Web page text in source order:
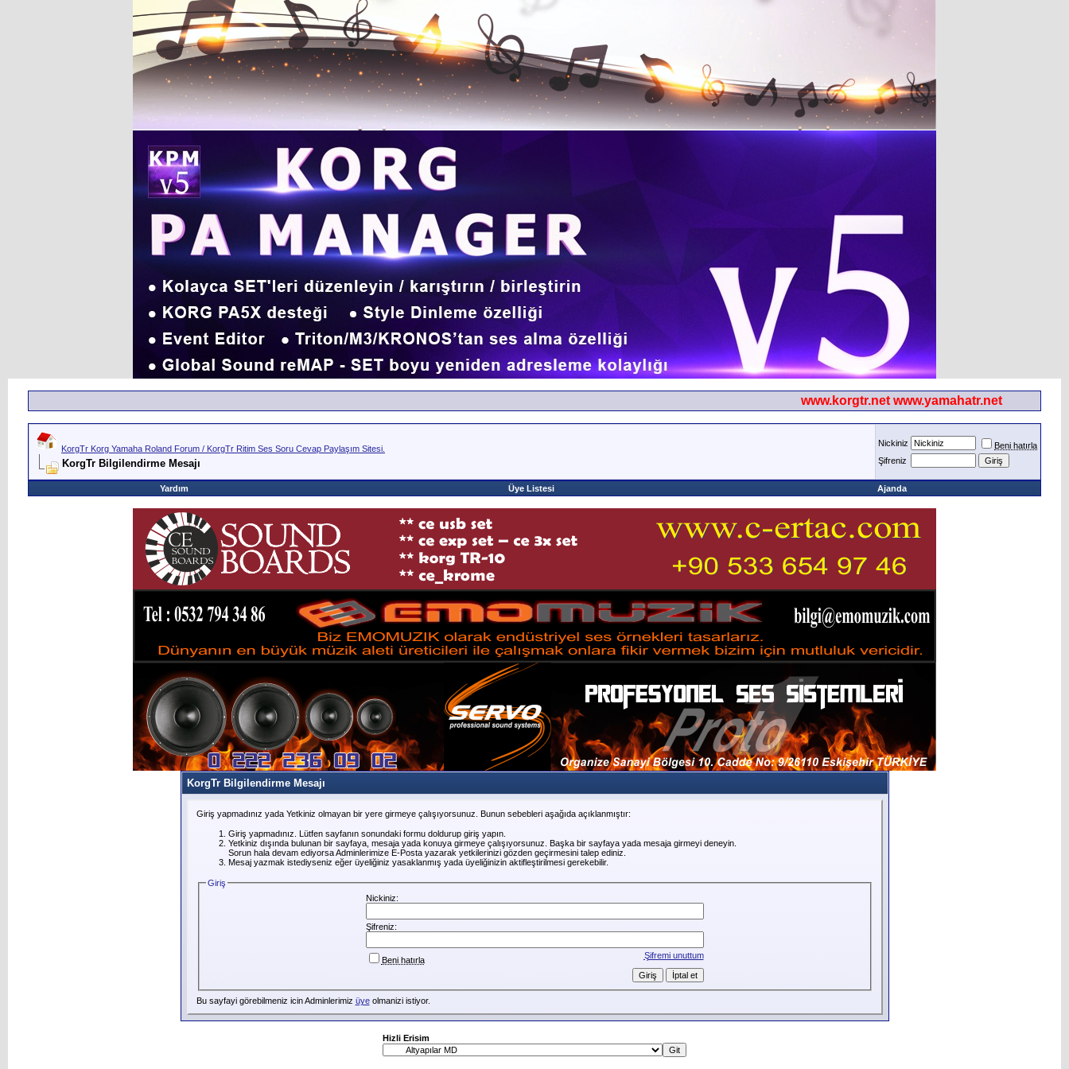
www.korgtr.net www.yamahatr.net
KorgTr Korg Yamaha Roland Forum / KorgTr Ritim Ses Soru Cevap Paylaşım Sitesi.
KorgTr Bilgilendirme Mesajı
Nickiniz
Beni hatırla
Şifreniz
Yardım Üye Listesi Ajanda
KorgTr Bilgilendirme Mesajı
Giriş yapmadınız yada Yetkiniz olmayan bir yere girmeye çalışıyorsunuz. Bunun sebebleri aşağıda açıklanmıştır:
Giriş yapmadınız. Lütfen sayfanın sonundaki formu doldurup giriş yapın.
Yetkiniz dışında bulunan bir sayfaya, mesaja yada konuya girmeye çalışıyorsunuz. Başka bir sayfaya yada mesaja girmeyi deneyin.
Sorun hala devam ediyorsa Adminlerimize E-Posta yazarak yetkilerinizi gözden geçirmesini talep ediniz.
Mesaj yazmak istediyseniz eğer üyeliğiniz yasaklanmış yada üyeliğinizin aktifleştirilmesi gerekebilir.
Giriş
Nickiniz:
Şifreniz:
Şifremi unuttum
Beni hatırla
Bu sayfayi görebilmeniz icin Adminlerimiz üyeolmanizi istiyor.
Hizli Erisim